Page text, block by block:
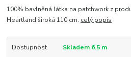
100% bavlněná látka na patchwork z
Heartland široká 110 cm. celý popis
Dostupnost Skladem 6.5 m